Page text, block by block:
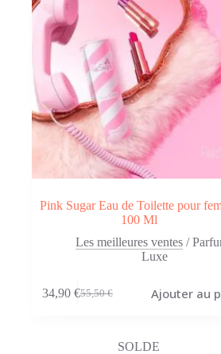
Pink Sugar Eau de Toilette pour
100 Ml
Les meilleures ventes /
Luxe
55,50€
Le
34,90 €Le
Ajouter au
SOLDE